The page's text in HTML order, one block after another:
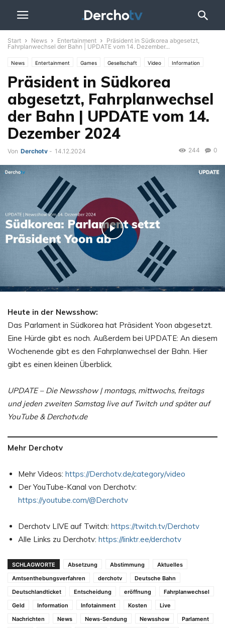
Start News Entertainment
Präsident in Südkorea abgesetzt,
Fahrplanwechsel der Bahn | UPDATE vom 14. Dezember...
News Entertainment Games Gesellschaft Video Information
Politik Sport UPDATE
Präsident in Südkorea
abgesetzt, Fahrplanwechsel
der Bahn | UPDATE vom 14.
Dezember 2024
Von Derchotv - 14.12.2024 0
244
Heute in der Newsshow:
Das Parlament in Südkorea hat Präsident Yoon abgesetzt.
Eine Hürde gibt es noch. Außerdem bei UPDATE: An diesem
Wochenende gibt es den Fahrplanwechsel der Bahn. Hier
gibt es einen kleinen Überblick.
UPDATE – Die Newsshow | montags, mittwochs, freitags
und jeden zweiten Samstag live auf Twitch und später auf
YouTube & Derchotv.de
Mehr Derchotv
Mehr Videos: https://Derchotv.de/category/video
Der YouTube-Kanal von Derchotv:
https://youtube.com/@Derchotv
Derchotv LIVE auf Twitch: https://twitch.tv/Derchotv
Alle Links zu Derchotv: https://linktr.ee/derchotv
SCHLAGWORTE Absetzung Abstimmung
Aktuelles
Amtsenthebungsverfahren
derchotv
Deutsche Bahn
Deutschlandticket
Entscheidung eröffnung
Fahrplanwechsel
Geld
Information Infotainment Kosten
Live
Nachrichten
News News-Sendung Newsshow
Parlament